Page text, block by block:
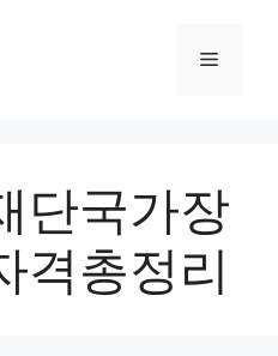
메
단국가장
격총정리